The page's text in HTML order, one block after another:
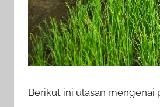
Berikut ini ulasan mengenai